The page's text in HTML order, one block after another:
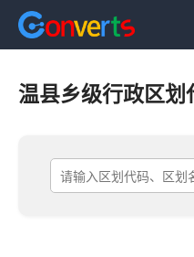
温县乡级行政区划